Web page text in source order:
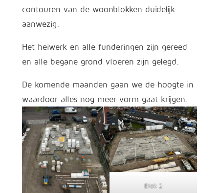
contouren van de woonblokken duidelijk
aanwezig.
Het heiwerk en alle funderingen zijn gereed
en alle begane grond vloeren zijn gelegd.
De komende maanden gaan we de hoogte in
waardoor alles nog meer vorm gaat krijgen.
Blok 2